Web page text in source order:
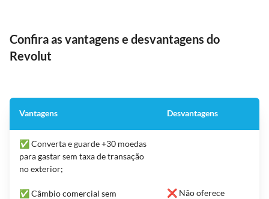
Confira as vantagens e desvantagens do
Revolut
Vantagens Desvantagens
✅ Converta e guarde +30 moedas
para gastar sem taxa de transação
no exterior;
✅ Câmbio comercial sem
❌ Não oferece